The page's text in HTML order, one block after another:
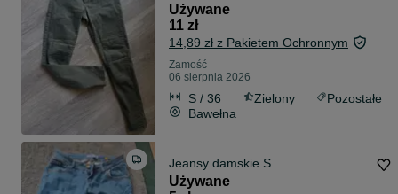
Używane
11 zł
14,89 zł z Pakietem Ochronnym
Zamość
06 sierpnia 2026
S / 36 Zielony
Pozostałe
Bawełna
Jeansy damskie S
Używane